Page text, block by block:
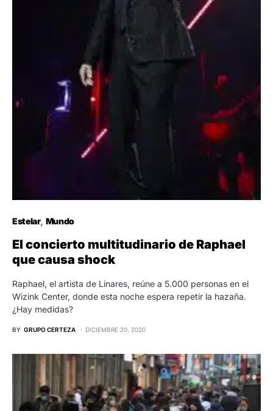
Estelar Mundo
El concierto multitudinario de Raphael
que causa shock
Raphael, el artista de Linares, reúne a 5.000 personas en el
Wizink Center, donde esta noche espera repetir la hazaña.
¿Hay medidas?
BY GRUPO CERTEZA DICIEMBRE 20, 2020